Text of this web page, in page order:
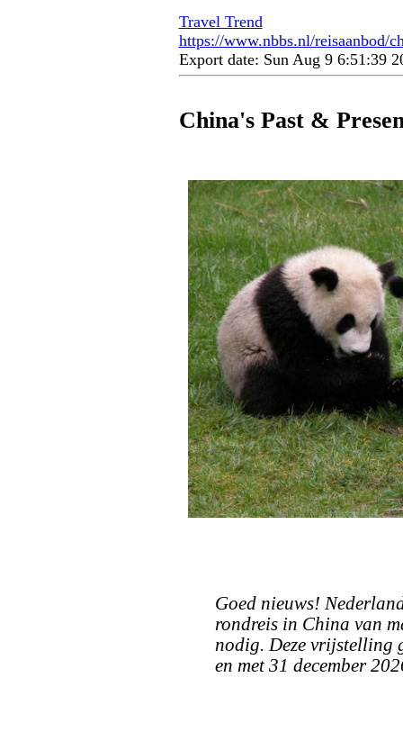
Travel Trend
https://www.nbbs.nl/reisaanbod/
Export date: Sun Aug 9 6:51:39
China's Past &
Goed nieuws!
rondreis in China van
nodig. Deze vrijstelling
en met 31 december